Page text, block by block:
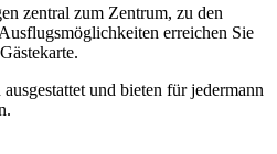
zentral zum Zentrum, zu den
erreichen Sie
und bieten für jedermann